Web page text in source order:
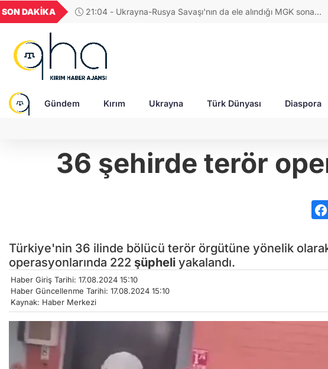
SON DAKİKA
17:38 - Araştırmacı yazar Gündoğdu: Kırım Tatarları ile Ahıska
GEL
18,1976
16,2301
28,0626
0,0018
6.495,13
Gündem Kırım Ukrayna Türk Dünyası Diaspora
36 şehirde terör
Türkiye'nin 36 ilinde bölücü terör örgütüne yönelik
operasyonlarında 222 şüpheli yakalandı.
Haber Giriş Tarihi: 17.08.2024 15:10
Haber Güncellenme Tarihi: 17.08.2024 15:10
Kaynak: Haber Merkezi